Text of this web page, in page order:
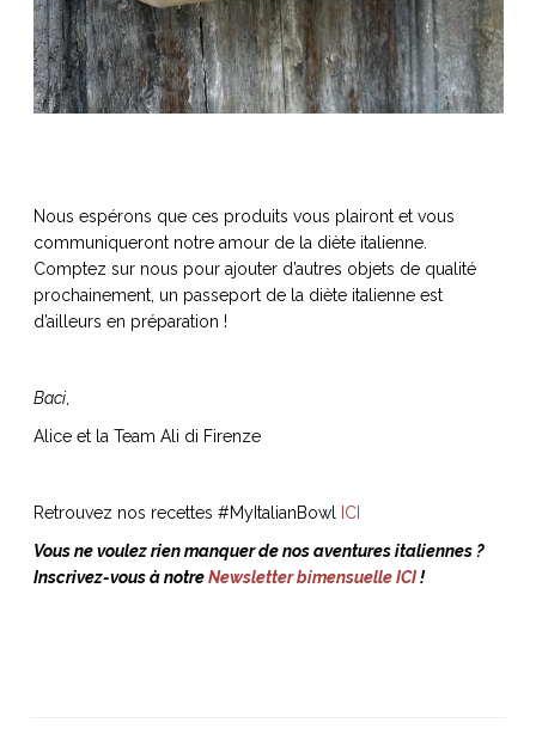
Nous espérons que ces produits vous plairont et vous
communiqueront notre amour de la diète italienne.
Comptez sur nous pour ajouter d’autres objets de qualité
prochainement, un passeport de la diète italienne est
d’ailleurs en préparation !
Baci,
Alice et la Team Ali di Firenze
Retrouvez nos recettes #MyItalianBowl ICI
Vous ne voulez rien manquer de nos aventures italiennes ?
Inscrivez-vous à notreNewsletter bimensuelle ICI!